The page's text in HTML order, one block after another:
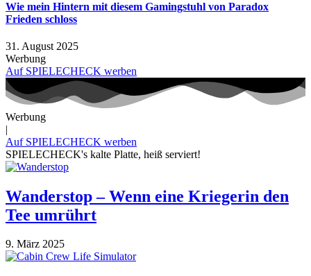
Wie mein Hintern mit diesem Gamingstuhl von Paradox
Frieden schloss
31. August 2025
Werbung
Auf SPIELECHECK werben
Werbung
|
Auf SPIELECHECK werben
SPIELECHECK's kalte Platte, heiß serviert!
Wanderstop – Wenn eine Kriegerin den
Tee umrührt
9. März 2025